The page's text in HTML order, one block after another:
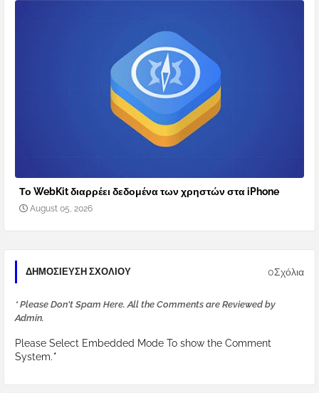
Το WebKit διαρρέει δεδομένα των χρηστών στα iPhone
August 05, 2026
ΔΗΜΟΣΊΕΥΣΗ ΣΧΟΛΊΟΥ 0Σχόλια
* Please Don't Spam Here. All the Comments are Reviewed by
Admin.
Please Select Embedded Mode To show the Comment
System.*